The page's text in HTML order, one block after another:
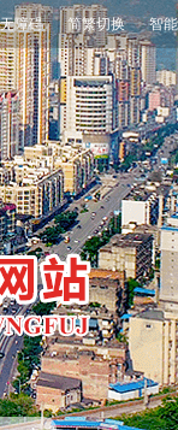
无障碍 简繁切换 智